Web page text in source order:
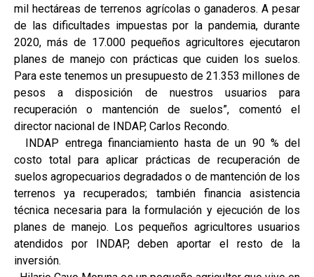
mil hectáreas de terrenos agrícolas o ganaderos. A pesar
de las dificultades impuestas por la pandemia, durante
2020, más de 17.000 pequeños agricultores ejecutaron
planes de manejo con prácticas que cuiden los suelos.
Para este tenemos un presupuesto de 21.353 millones de
pesos a disposición de nuestros usuarios para
recuperación o mantención de suelos”, comentó el
director nacional de INDAP, Carlos Recondo.
INDAP entrega financiamiento hasta de un 90 % del
costo total para aplicar prácticas de recuperación de
suelos agropecuarios degradados o de mantención de los
terrenos ya recuperados; también financia asistencia
técnica necesaria para la formulación y ejecución de los
planes de manejo. Los pequeños agricultores usuarios
atendidos por INDAP, deben aportar el resto de la
inversión.